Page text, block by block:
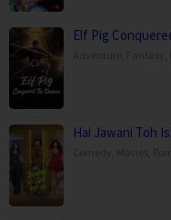
Elf Pig
Hai Jawani Toh